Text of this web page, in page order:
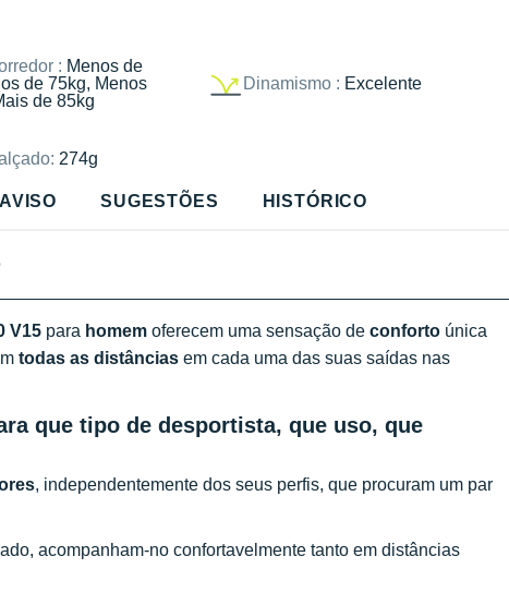
: Menos de
de 75kg, Menos
de 85kg
Dinamismo : Excelente
274g
AVISO SUGESTÕES HISTÓRICO
V15 para homem oferecem uma sensação de conforto única
todas as distâncias em cada uma das suas saídas nas
que tipo de desportista, que uso, que
, independentemente dos seus perfis, que procuram um par
acompanham-no confortavelmente tanto em distâncias